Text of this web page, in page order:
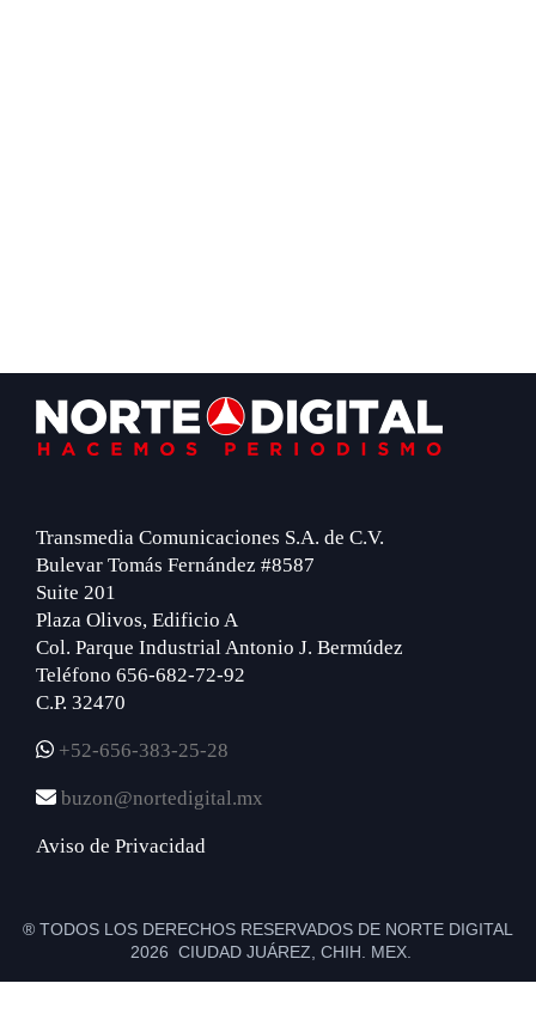
Footer
Transmedia Comunicaciones S.A. de C.V.
Bulevar Tomás Fernández #8587
Suite 201
Plaza Olivos, Edificio A
Col. Parque Industrial Antonio J. Bermúdez
Teléfono 656-682-72-92
C.P. 32470
+52-656-383-25-28
buzon@nortedigital.mx
Aviso de Privacidad
® TODOS LOS DERECHOS RESERVADOS DE NORTE DIGITAL
2026 CIUDAD JUÁREZ, CHIH. MEX.